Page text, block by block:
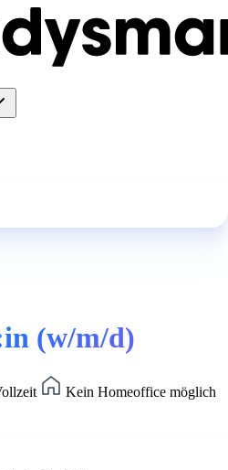
(w/m/d)
Kein Homeoffice möglich